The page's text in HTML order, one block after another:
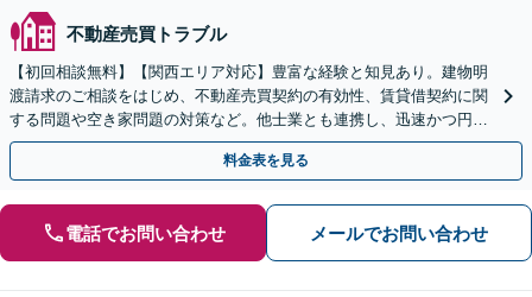
不動産売買トラブル
【初回相談無料】【関西エリア対応】豊富な経験と知見あり。建物明
渡請求のご相談をはじめ、不動産売買契約の有効性、賃貸借契約に関
する問題や空き家問題の対策など。他士業とも連携し、迅速かつ円滑
な解決を目指します【顧問契約】【西宮北口駅3分】
料金表を見る
電話でお問い合わせ メールでお問い合わせ